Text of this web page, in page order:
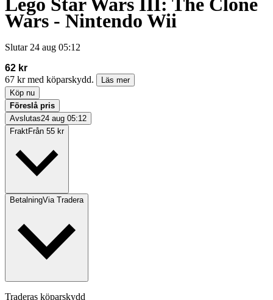
Wars - Nintendo Wii
Slutar 24 aug 05:12
62 kr
67 kr med köparskydd.
Läs mer
Köp nu
Föreslå pris
Avslutas24 aug 05:12
FraktFrån 55 kr
BetalningVia Tradera
Traderas köparskydd